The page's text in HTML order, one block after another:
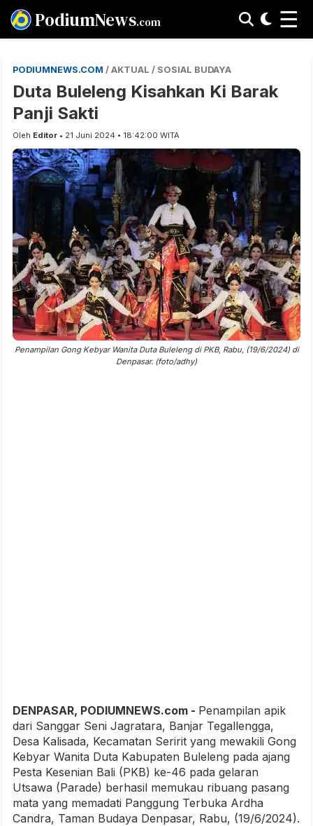
PodiumNews.com ☰
PODIUMNEWS.COM / AKTUAL / SOSIAL BUDAYA
Duta Buleleng Kisahkan Ki Barak
Panji Sakti
Oleh Editor • 21 Juni 2024 • 18:42:00 WITA
Penampilan Gong Kebyar Wanita Duta Buleleng di PKB, Rabu, (19/6/2024) di
Denpasar. (foto/adhy)
DENPASAR, PODIUMNEWS.com - Penampilan apik
dari Sanggar Seni Jagratara, Banjar Tegallengga,
Desa Kalisada, Kecamatan Seririt yang mewakili Gong
Kebyar Wanita Duta Kabupaten Buleleng pada ajang
Pesta Kesenian Bali (PKB) ke-46 pada gelaran
Utsawa (Parade) berhasil memukau ribuang pasang
mata yang memadati Panggung Terbuka Ardha
Candra, Taman Budaya Denpasar, Rabu, (19/6/2024).